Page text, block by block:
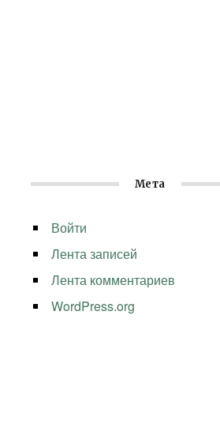
Мета
Войти
Лента записей
Лента комментариев
WordPress.org